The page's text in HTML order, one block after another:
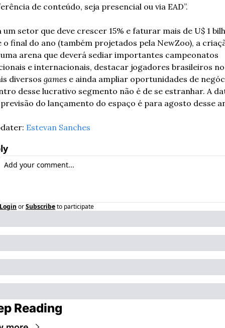
de conteúdo, seja presencial ou via EAD”.
um setor que deve crescer 15% e faturar mais de U$ 1
o final do ano (também projetados pela NewZoo), a
arena que deverá sediar importantes campeonatos
e internacionais, destacar jogadores brasileiros
diversos games e ainda ampliar oportunidades de
desse lucrativo segmento não é de se estranhar. A
do lançamento do espaço é para agosto desse
Estevan Sanches
Login orSubscribeto participate
Reading